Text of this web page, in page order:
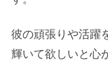
彼の頑張りや活躍
輝いて欲しいと心